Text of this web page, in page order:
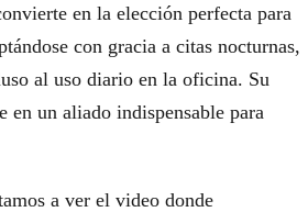
en la elección perfecta para
con gracia a citas nocturnas,
al uso diario en la oficina. Su
en un aliado indispensable para
a ver el video donde